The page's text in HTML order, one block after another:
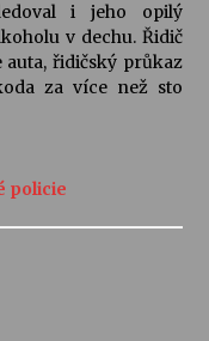
V Želivě ožije
i jeho opilý
v dechu. Řidič
auta, řidičský průkaz
za více než sto
policie